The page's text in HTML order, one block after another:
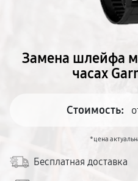
Замена шлейфа
часах
Стоимость:
*цена
Бесплатная доставка